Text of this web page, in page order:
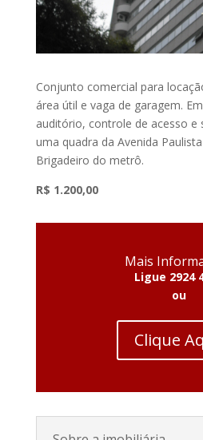
Conjunto comercial para
área útil e vaga de garagem.
auditório, controle de acesso e
uma quadra da Avenida
Brigadeiro do metrô.
R$ 1.200,00
Mais
Ligue 2924
ou
Clique